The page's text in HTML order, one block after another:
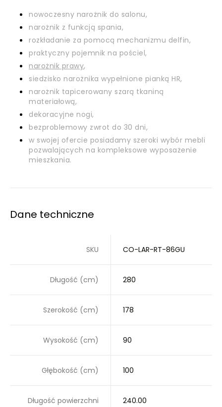
nowoczesny narożnik do salonu,
narożnik z funkcją spania,
rozkładanie za pomocą mechanizmu delfin,
praktyczny pojemnik na pościel,
narożnik prawy,
siedzisko narożnika wypełnione pianką HR,
narożnik tapicerowany szarą tkaniną
materiałową,
dekoracyjne nogi,
bezproblemowy zwrot do 30 dni,
w swojej ofercie posiadamy szeroki wybór mebli
pozwalających na kompleksowe wyposażenie
mieszkania.
Dane techniczne
SKU CO-LAR-RT-86GU
Długość (cm) 280
Szerokość (cm) 178
Wysokość (cm) 90
Głębokość (cm) 100
Długość powierzchni
240.00